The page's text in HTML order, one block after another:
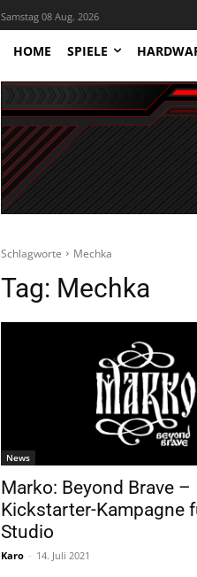
Samstag 08 Aug. 2026
HOME SPIELE
Schlagworte Mechka
Tag: Mechka
News
Marko: Beyond Brave –
Kickstarter-Kampagne
Studio
Karo - 14. Juli 2021